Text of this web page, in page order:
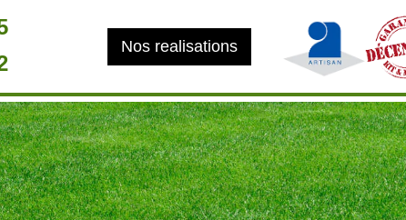
Nos realisations